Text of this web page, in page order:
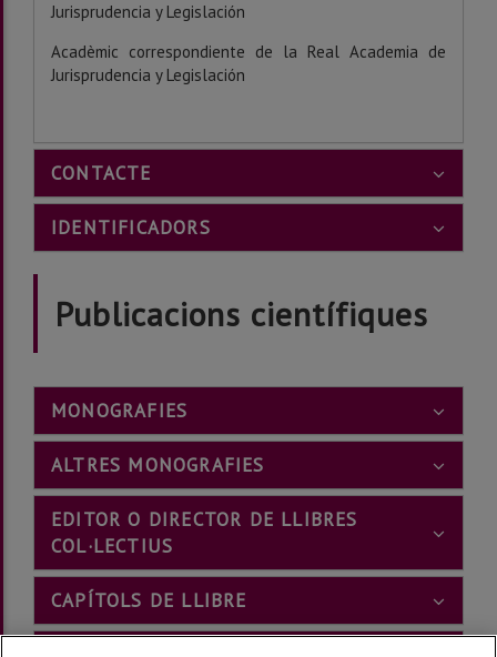
Jurisprudencia y Legislación
Acadèmic correspondiente de la Real Academia de
Jurisprudencia y Legislación
CONTACTE
IDENTIFICADORS
Publicacions científiques
MONOGRAFIES
ALTRES MONOGRAFIES
EDITOR O DIRECTOR DE LLIBRES
COL·LECTIUS
CAPÍTOLS DE LLIBRE